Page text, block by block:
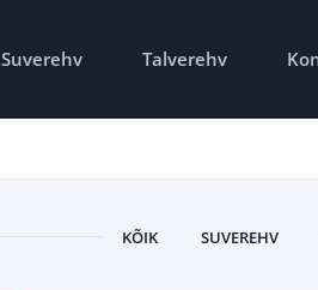
Suverehv Talverehv
KÕIK SUVEREHV